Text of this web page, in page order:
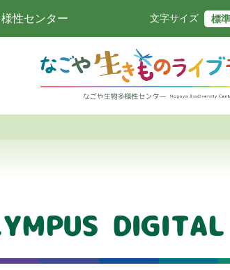
性センター 文字サイズ 標準